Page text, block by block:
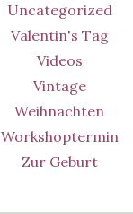
Uncategorized
Valentin's Tag
Videos
Vintage
Weihnachten
Workshoptermin
Zur Geburt